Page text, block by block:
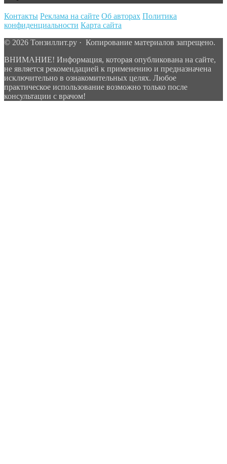
Контакты Реклама на сайте Об авторах Политика
конфиденциальности Карта сайта
© 2026 Тонзиллит.ру · Копирование материалов запрещено.
ВНИМАНИЕ! Информация, которая опубликована на сайте,
не является рекомендацией к применению и предназначена
исключительно в ознакомительных целях. Любое
практическое использование возможно только после
консультации с врачом!